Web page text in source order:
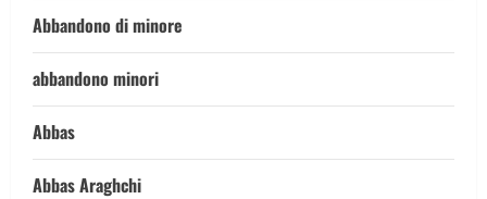
Abbandono di minore
abbandono minori
Abbas
Abbas Araghchi